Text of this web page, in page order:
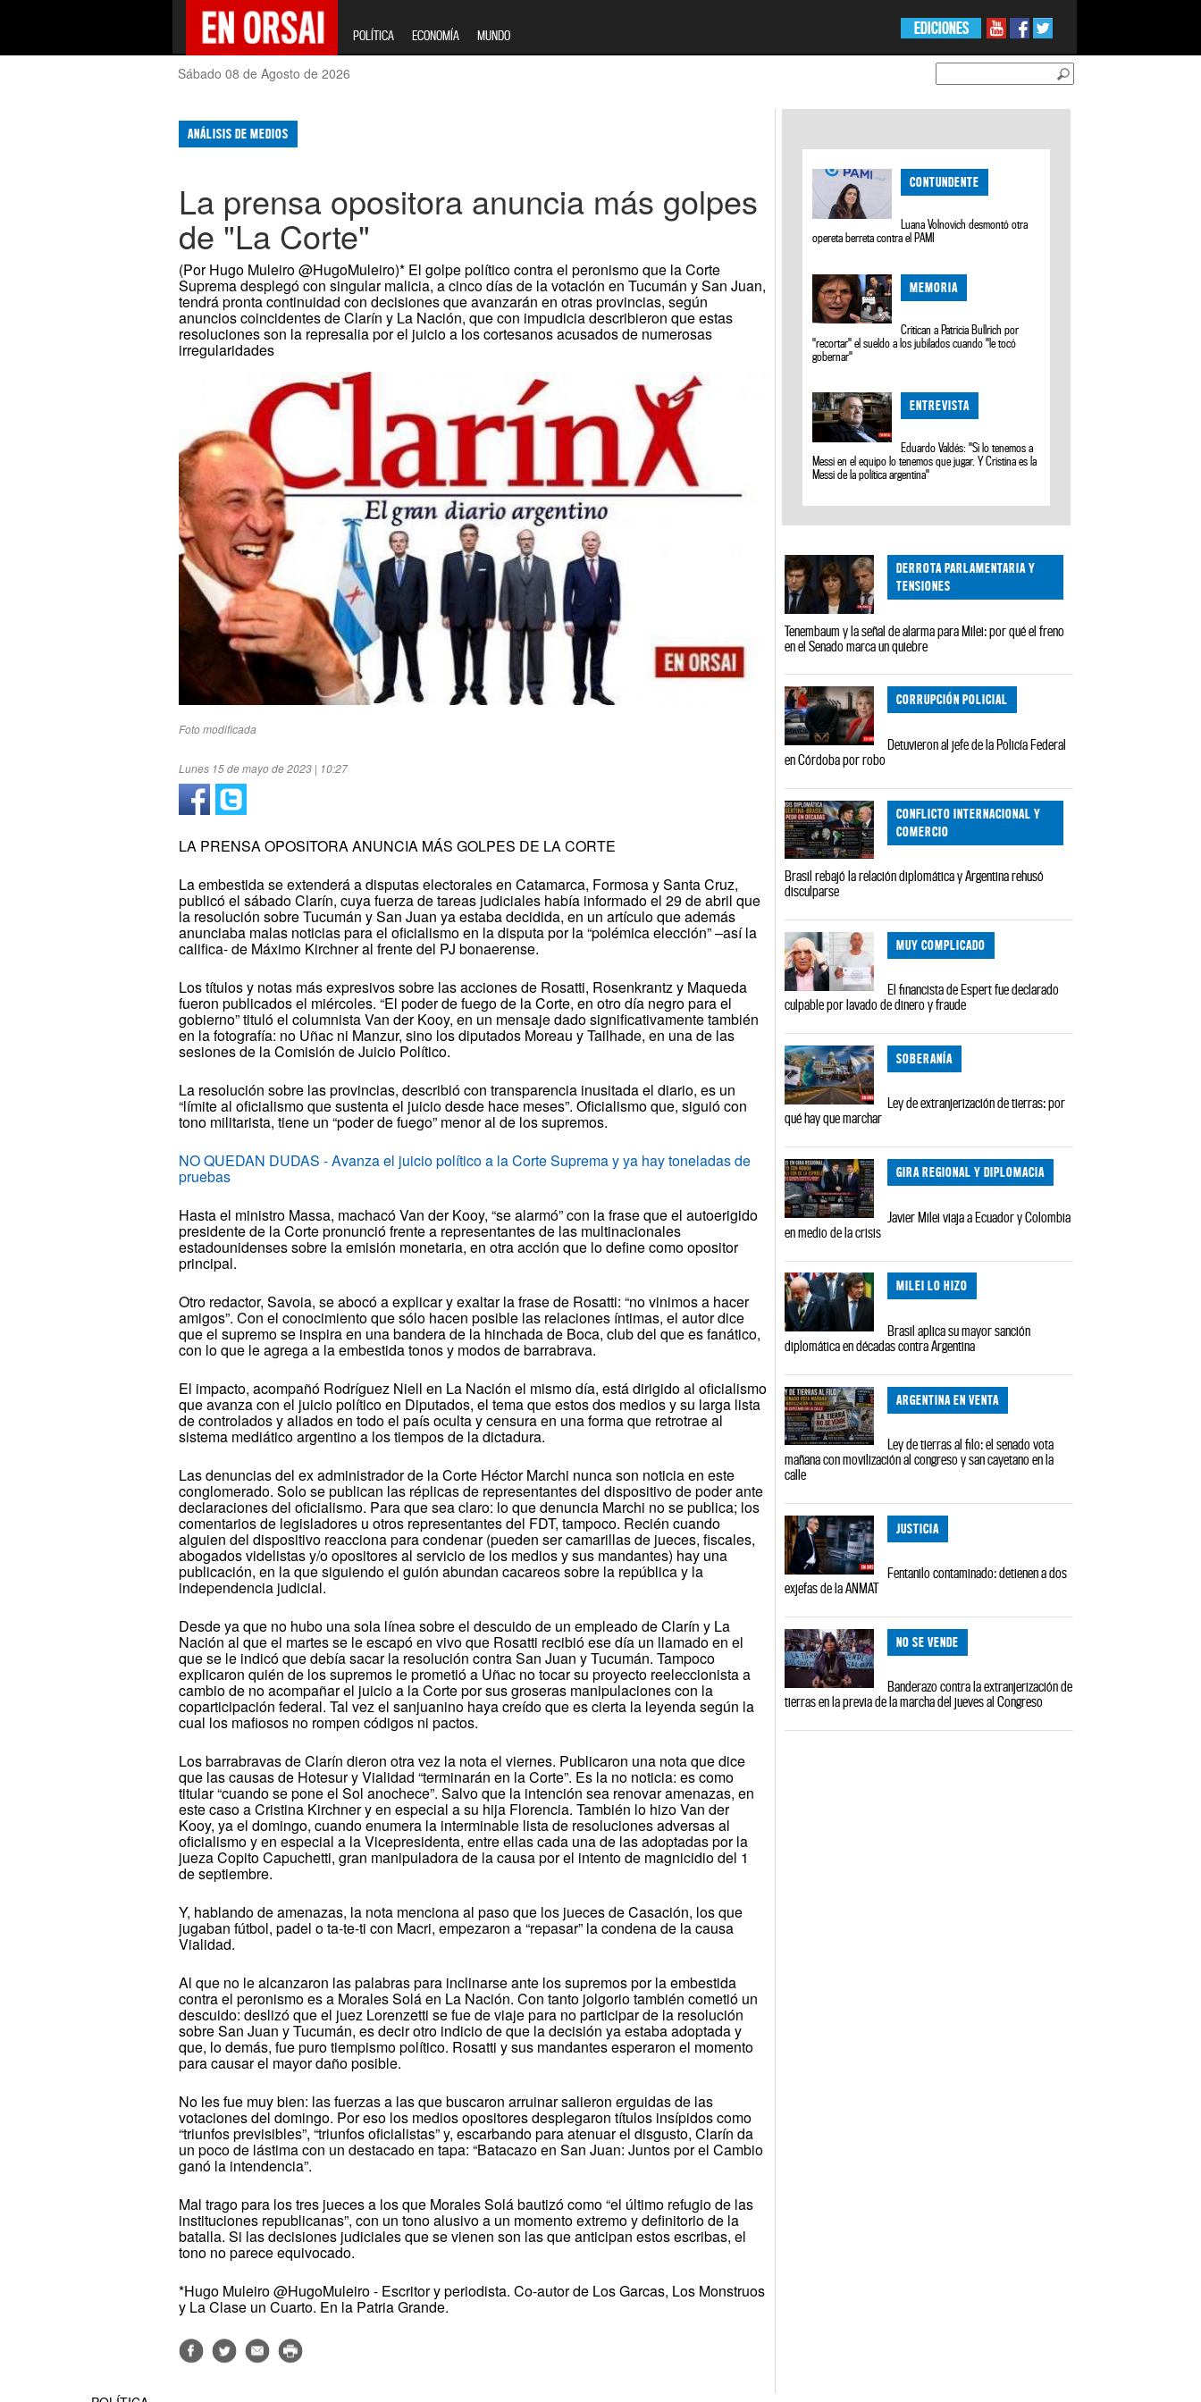
POLÍTICA ECONOMÍA MUNDO EDICIONES
Sábado 08 de Agosto de 2026
ANÁLISIS DE MEDIOS
La prensa opositora anuncia más golpes
de "La Corte"
(Por Hugo Muleiro @HugoMuleiro)* El golpe político contra el peronismo que la Corte
Suprema desplegó con singular malicia, a cinco días de la votación en Tucumán y San Juan,
tendrá pronta continuidad con decisiones que avanzarán en otras provincias, según
anuncios coincidentes de Clarín y La Nación, que con impudicia describieron que estas
resoluciones son la represalia por el juicio a los cortesanos acusados de numerosas
irregularidades
Foto modificada
Lunes 15 de mayo de 2023 | 10:27
LA PRENSA OPOSITORA ANUNCIA MÁS GOLPES DE LA CORTE
La embestida se extenderá a disputas electorales en Catamarca, Formosa y Santa Cruz,
publicó el sábado Clarín, cuya fuerza de tareas judiciales había informado el 29 de abril que
la resolución sobre Tucumán y San Juan ya estaba decidida, en un artículo que además
anunciaba malas noticias para el oficialismo en la disputa por la “polémica elección” –así la
califica- de Máximo Kirchner al frente del PJ bonaerense.
Los títulos y notas más expresivos sobre las acciones de Rosatti, Rosenkrantz y Maqueda
fueron publicados el miércoles. “El poder de fuego de la Corte, en otro día negro para el
gobierno” tituló el columnista Van der Kooy, en un mensaje dado significativamente también
en la fotografía: no Uñac ni Manzur, sino los diputados Moreau y Tailhade, en una de las
sesiones de la Comisión de Juicio Político.
La resolución sobre las provincias, describió con transparencia inusitada el diario, es un
“límite al oficialismo que sustenta el juicio desde hace meses”. Oficialismo que, siguió con
tono militarista, tiene un “poder de fuego” menor al de los supremos.
NO QUEDAN DUDAS - Avanza el juicio político a la Corte Suprema y ya hay toneladas de
pruebas
Hasta el ministro Massa, machacó Van der Kooy, “se alarmó” con la frase que el autoerigido
presidente de la Corte pronunció frente a representantes de las multinacionales
estadounidenses sobre la emisión monetaria, en otra acción que lo define como opositor
principal.
Otro redactor, Savoia, se abocó a explicar y exaltar la frase de Rosatti: “no vinimos a hacer
amigos”. Con el conocimiento que sólo hacen posible las relaciones íntimas, el autor dice
que el supremo se inspira en una bandera de la hinchada de Boca, club del que es fanático,
con lo que le agrega a la embestida tonos y modos de barrabrava.
El impacto, acompañó Rodríguez Niell en La Nación el mismo día, está dirigido al oficialismo
que avanza con el juicio político en Diputados, el tema que estos dos medios y su larga lista
de controlados y aliados en todo el país oculta y censura en una forma que retrotrae al
sistema mediático argentino a los tiempos de la dictadura.
Las denuncias del ex administrador de la Corte Héctor Marchi nunca son noticia en este
conglomerado. Solo se publican las réplicas de representantes del dispositivo de poder ante
declaraciones del oficialismo. Para que sea claro: lo que denuncia Marchi no se publica; los
comentarios de legisladores u otros representantes del FDT, tampoco. Recién cuando
alguien del dispositivo reacciona para condenar (pueden ser camarillas de jueces, fiscales,
abogados videlistas y/o opositores al servicio de los medios y sus mandantes) hay una
publicación, en la que siguiendo el guión abundan cacareos sobre la república y la
independencia judicial.
Desde ya que no hubo una sola línea sobre el descuido de un empleado de Clarín y La
Nación al que el martes se le escapó en vivo que Rosatti recibió ese día un llamado en el
que se le indicó que debía sacar la resolución contra San Juan y Tucumán. Tampoco
explicaron quién de los supremos le prometió a Uñac no tocar su proyecto reeleccionista a
cambio de no acompañar el juicio a la Corte por sus groseras manipulaciones con la
coparticipación federal. Tal vez el sanjuanino haya creído que es cierta la leyenda según la
cual los mafiosos no rompen códigos ni pactos.
Los barrabravas de Clarín dieron otra vez la nota el viernes. Publicaron una nota que dice
que las causas de Hotesur y Vialidad “terminarán en la Corte”. Es la no noticia: es como
titular “cuando se pone el Sol anochece”. Salvo que la intención sea renovar amenazas, en
este caso a Cristina Kirchner y en especial a su hija Florencia. También lo hizo Van der
Kooy, ya el domingo, cuando enumera la interminable lista de resoluciones adversas al
oficialismo y en especial a la Vicepresidenta, entre ellas cada una de las adoptadas por la
jueza Copito Capuchetti, gran manipuladora de la causa por el intento de magnicidio del 1
de septiembre.
Y, hablando de amenazas, la nota menciona al paso que los jueces de Casación, los que
jugaban fútbol, padel o ta-te-ti con Macri, empezaron a “repasar” la condena de la causa
Vialidad.
Al que no le alcanzaron las palabras para inclinarse ante los supremos por la embestida
contra el peronismo es a Morales Solá en La Nación. Con tanto jolgorio también cometió un
descuido: deslizó que el juez Lorenzetti se fue de viaje para no participar de la resolución
sobre San Juan y Tucumán, es decir otro indicio de que la decisión ya estaba adoptada y
que, lo demás, fue puro tiempismo político. Rosatti y sus mandantes esperaron el momento
para causar el mayor daño posible.
No les fue muy bien: las fuerzas a las que buscaron arruinar salieron erguidas de las
votaciones del domingo. Por eso los medios opositores desplegaron títulos insípidos como
“triunfos previsibles”, “triunfos oficialistas” y, escarbando para atenuar el disgusto, Clarín da
un poco de lástima con un destacado en tapa: “Batacazo en San Juan: Juntos por el Cambio
ganó la intendencia”.
Mal trago para los tres jueces a los que Morales Solá bautizó como “el último refugio de las
instituciones republicanas”, con un tono alusivo a un momento extremo y definitorio de la
batalla. Si las decisiones judiciales que se vienen son las que anticipan estos escribas, el
tono no parece equivocado.
*Hugo Muleiro @HugoMuleiro - Escritor y periodista. Co-autor de Los Garcas, Los Monstruos
y La Clase un Cuarto. En la Patria Grande.
CONTUNDENTE
Luana Volnovich desmontó otra
opereta berreta contra el PAMI
MEMORIA
Critican a Patricia Bullrich por
"recortar" el sueldo a los jubilados cuando "le tocó
gobernar"
ENTREVISTA
Eduardo Valdés: "Si lo tenemos a
Messi en el equipo lo tenemos que jugar. Y Cristina es la
Messi de la política argentina"
DERROTA PARLAMENTARIA Y
TENSIONES
Tenembaum y la señal de alarma para Milei: por qué el freno
en el Senado marca un quiebre
CORRUPCIÓN POLICIAL
Detuvieron al jefe de la Policía Federal
en Córdoba por robo
CONFLICTO INTERNACIONAL Y
COMERCIO
Brasil rebajó la relación diplomática y Argentina rehusó
disculparse
MUY COMPLICADO
El financista de Espert fue declarado
culpable por lavado de dinero y fraude
SOBERANÍA
Ley de extranjerización de tierras: por
qué hay que marchar
GIRA REGIONAL Y DIPLOMACIA
Javier Milei viaja a Ecuador y Colombia
en medio de la crisis
MILEI LO HIZO
Brasil aplica su mayor sanción
diplomática en décadas contra Argentina
ARGENTINA EN VENTA
Ley de tierras al filo: el senado vota
mañana con movilización al congreso y san cayetano en la
calle
JUSTICIA
Fentanilo contaminado: detienen a dos
exjefas de la ANMAT
NO SE VENDE
Banderazo contra la extranjerización de
tierras en la previa de la marcha del jueves al Congreso